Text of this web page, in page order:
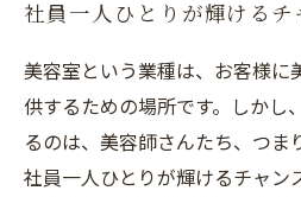
社員一人ひとりが輝けるチ
美容室という業種は、お客様に
供するための場所です。しかし
るのは、美容師さんたち、つま
社員一人ひとりが輝けるチャン